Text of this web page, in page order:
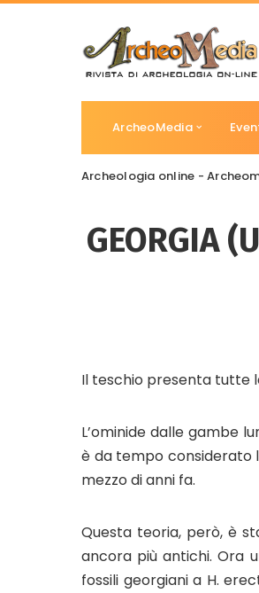
ArcheoMedia
Archeologia online -
GEORGIA
Il teschio presenta tutte
L’ominide dalle gambe
è da tempo considerato
mezzo di anni fa.
Questa teoria, però, è
ancora più antichi. Ora
fossili georgiani a H.